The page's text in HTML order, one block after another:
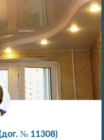
№ 11308)